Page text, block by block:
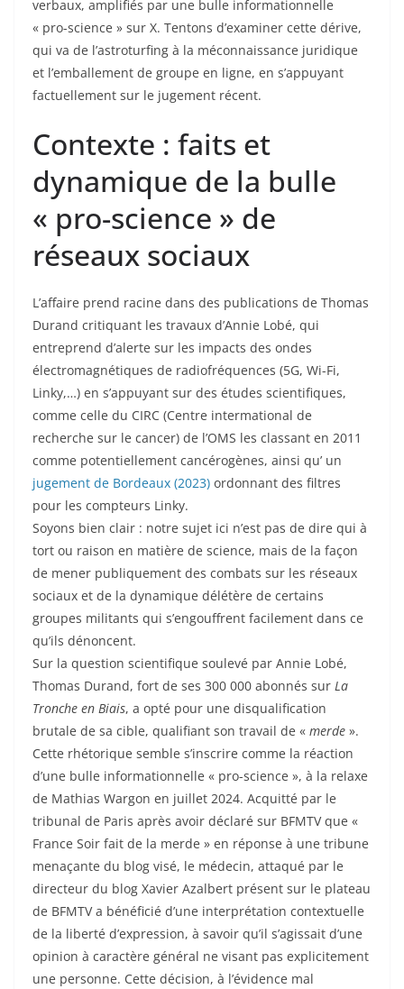
verbaux, amplifiés par une bulle informationnelle
« pro-science » sur X. Tentons d’examiner cette dérive,
qui va de l’astroturfing à la méconnaissance juridique
et l’emballement de groupe en ligne, en s’appuyant
factuellement sur le jugement récent.
Contexte : faits et
dynamique de la bulle
« pro-science » de
réseaux sociaux
L’affaire prend racine dans des publications de Thomas
Durand critiquant les travaux d’Annie Lobé, qui
entreprend d’alerte sur les impacts des ondes
électromagnétiques de radiofréquences (5G, Wi-Fi,
Linky,…) en s’appuyant sur des études scientifiques,
comme celle du CIRC (Centre intermational de
recherche sur le cancer) de l’OMS les classant en 2011
comme potentiellement cancérogènes, ainsi qu’ un
jugement de Bordeaux (2023) ordonnant des filtres
pour les compteurs Linky.
Soyons bien clair : notre sujet ici n’est pas de dire qui à
tort ou raison en matière de science, mais de la façon
de mener publiquement des combats sur les réseaux
sociaux et de la dynamique délétère de certains
groupes militants qui s’engouffrent facilement dans ce
qu’ils dénoncent.
Sur la question scientifique soulevé par Annie Lobé,
Thomas Durand, fort de ses 300 000 abonnés sur La
Tronche en Biais, a opté pour une disqualification
brutale de sa cible, qualifiant son travail de « merde ».
Cette rhétorique semble s’inscrire comme la réaction
d’une bulle informationnelle « pro-science », à la relaxe
de Mathias Wargon en juillet 2024. Acquitté par le
tribunal de Paris après avoir déclaré sur BFMTV que «
France Soir fait de la merde » en réponse à une tribune
menaçante du blog visé, le médecin, attaqué par le
directeur du blog Xavier Azalbert présent sur le plateau
de BFMTV a bénéficié d’une interprétation contextuelle
de la liberté d’expression, à savoir qu’il s’agissait d’une
opinion à caractère général ne visant pas explicitement
une personne. Cette décision, à l’évidence mal